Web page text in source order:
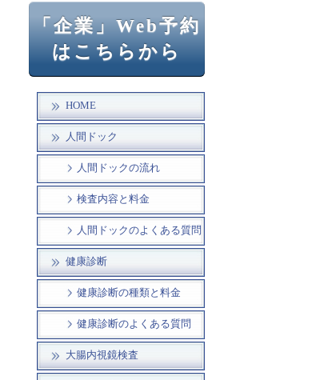
「企業」Web予約
はこちらから
HOME
人間ドック
人間ドックの流れ
検査内容と料金
人間ドックのよくある質問
健康診断
健康診断の種類と料金
健康診断のよくある質問
大腸内視鏡検査